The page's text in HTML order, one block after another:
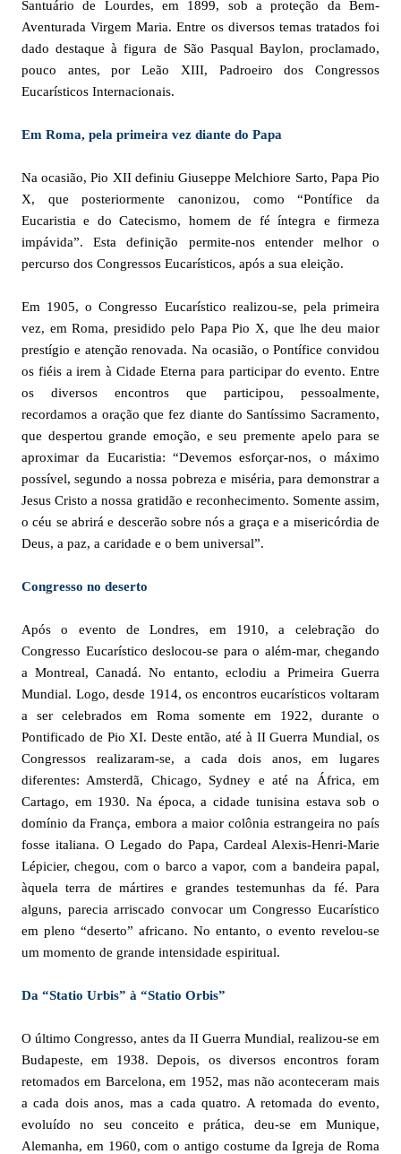
Santuário de Lourdes, em 1899, sob a proteção da Bem-
Aventurada Virgem Maria. Entre os diversos temas tratados foi
dado destaque à figura de São Pasqual Baylon, proclamado,
pouco antes, por Leão XIII, Padroeiro dos Congressos
Eucarísticos Internacionais.
Em Roma, pela primeira vez diante do Papa
Na ocasião, Pio XII definiu Giuseppe Melchiore Sarto, Papa Pio
X, que posteriormente canonizou, como “Pontífice da
Eucaristia e do Catecismo, homem de fé íntegra e firmeza
impávida”. Esta definição permite-nos entender melhor o
percurso dos Congressos Eucarísticos, após a sua eleição.
Em 1905, o Congresso Eucarístico realizou-se, pela primeira
vez, em Roma, presidido pelo Papa Pio X, que lhe deu maior
prestígio e atenção renovada. Na ocasião, o Pontífice convidou
os fiéis a irem à Cidade Eterna para participar do evento. Entre
os diversos encontros que participou, pessoalmente,
recordamos a oração que fez diante do Santíssimo Sacramento,
que despertou grande emoção, e seu premente apelo para se
aproximar da Eucaristia: “Devemos esforçar-nos, o máximo
possível, segundo a nossa pobreza e miséria, para demonstrar a
Jesus Cristo a nossa gratidão e reconhecimento. Somente assim,
o céu se abrirá e descerão sobre nós a graça e a misericórdia de
Deus, a paz, a caridade e o bem universal”.
Congresso no deserto
Após o evento de Londres, em 1910, a celebração do
Congresso Eucarístico deslocou-se para o além-mar, chegando
a Montreal, Canadá. No entanto, eclodiu a Primeira Guerra
Mundial. Logo, desde 1914, os encontros eucarísticos voltaram
a ser celebrados em Roma somente em 1922, durante o
Pontificado de Pio XI. Deste então, até à II Guerra Mundial, os
Congressos realizaram-se, a cada dois anos, em lugares
diferentes: Amsterdã, Chicago, Sydney e até na África, em
Cartago, em 1930. Na época, a cidade tunisina estava sob o
domínio da França, embora a maior colônia estrangeira no país
fosse italiana. O Legado do Papa, Cardeal Alexis-Henri-Marie
Lépicier, chegou, com o barco a vapor, com a bandeira papal,
àquela terra de mártires e grandes testemunhas da fé. Para
alguns, parecia arriscado convocar um Congresso Eucarístico
em pleno “deserto” africano. No entanto, o evento revelou-se
um momento de grande intensidade espiritual.
Da “Statio Urbis” à “Statio Orbis”
O último Congresso, antes da II Guerra Mundial, realizou-se em
Budapeste, em 1938. Depois, os diversos encontros foram
retomados em Barcelona, em 1952, mas não aconteceram mais
a cada dois anos, mas a cada quatro. A retomada do evento,
evoluído no seu conceito e prática, deu-se em Munique,
Alemanha, em 1960, com o antigo costume da Igreja de Roma